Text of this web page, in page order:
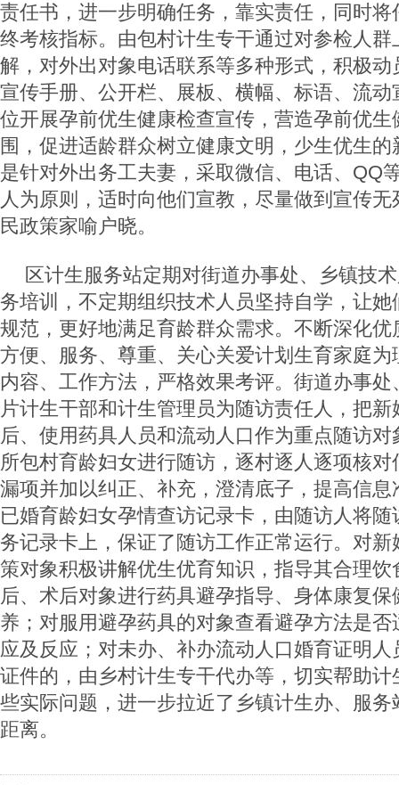
责任书，进一步明确任务，靠实责任，同时
终考核指标。由包村计生专干通过对参检人
解，对外出对象电话联系等多种形式，积极
宣传手册、公开栏、展板、横幅、标语、流
位开展孕前优生健康检查宣传，营造孕前优
围，促进适龄群众树立健康文明，少生优生
是针对外出务工夫妻，采取微信、电话、QQ
人为原则，适时向他们宣教，尽量做到宣传
民政策家喻户晓。
区计生服务站定期对街道办事处、乡镇技
务培训，不定期组织技术人员坚持自学，让
规范，更好地满足育龄群众需求。不断深化
方便、服务、尊重、关心关爱计划生育家庭
内容、工作方法，严格效果考评。街道办事
片计生干部和计生管理员为随访责任人，把
后、使用药具人员和流动人口作为重点随访
所包村育龄妇女进行随访，逐村逐人逐项核
漏项并加以纠正、补充，澄清底子，提高信
已婚育龄妇女孕情查访记录卡，由随访人将
务记录卡上，保证了随访工作正常运行。对
策对象积极讲解优生优育知识，指导其合理
后、术后对象进行药具避孕指导、身体康复
养；对服用避孕药具的对象查看避孕方法是
应及反应；对未办、补办流动人口婚育证明
证件的，由乡村计生专干代办等，切实帮助
些实际问题，进一步拉近了乡镇计生办、服
距离。